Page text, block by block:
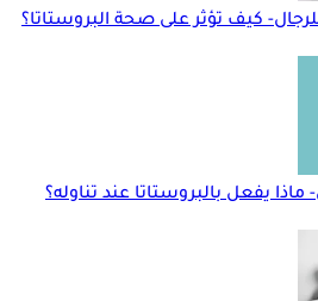
كيف تؤثر على صحة البروستاتا؟
يفعل بالبروستاتا عند تناوله؟